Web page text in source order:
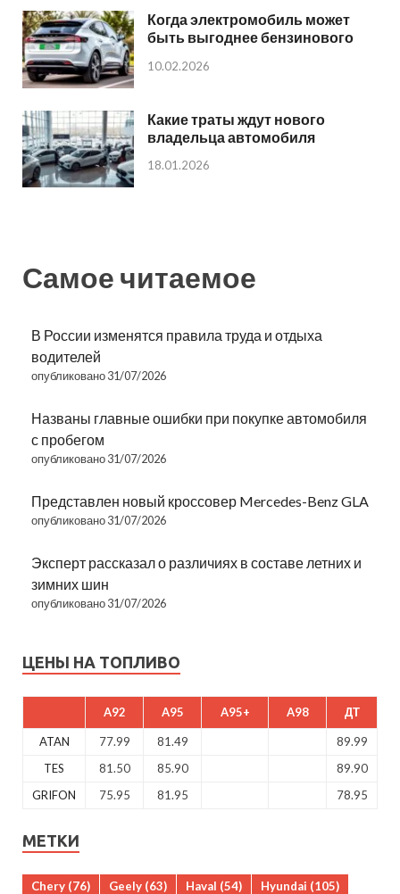
Когда электромобиль может
быть выгоднее бензинового
10.02.2026
Какие траты ждут нового
владельца автомобиля
18.01.2026
Самое читаемое
В России изменятся правила труда и отдыха
водителей
опубликовано 31/07/2026
Названы главные ошибки при покупке автомобиля
с пробегом
опубликовано 31/07/2026
Представлен новый кроссовер Mercedes-Benz GLA
опубликовано 31/07/2026
Эксперт рассказал о различиях в составе летних и
зимних шин
опубликовано 31/07/2026
ЦЕНЫ НА ТОПЛИВО
A92 A95 A95+ A98 ДТ
ATAN 77.99 81.49
89.99
TES
81.50 85.90
89.90
GRIFON
75.95 81.95 78.95
МЕТКИ
Chery (76) Geely (63) Haval (54) Hyundai (105)